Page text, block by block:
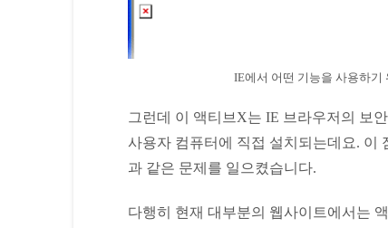
IE에서 어떤 기능을 사용하기
그런데 이 액티브X는 IE 브라우저의 보
사용자 컴퓨터에 직접 설치되는데요. 이
과 같은 문제를 일으켰습니다.
다행히 현재 대부분의 웹사이트에서는